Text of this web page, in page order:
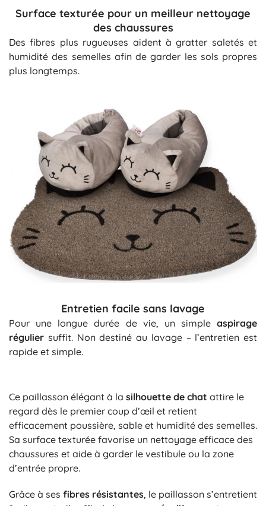
Surface texturée pour un meilleur nettoyage
des chaussures
Des fibres plus rugueuses aident à gratter saletés et
humidité des semelles afin de garder les sols propres
plus longtemps.
Entretien facile sans lavage
Pour une longue durée de vie, un simple aspirage
régulier suffit. Non destiné au lavage – l’entretien est
rapide et simple.
Ce paillasson élégant à la silhouette de chat attire le
regard dès le premier coup d’œil et retient
efficacement poussière, sable et humidité des semelles.
Sa surface texturée favorise un nettoyage efficace des
chaussures et aide à garder le vestibule ou la zone
d’entrée propre.
Grâce à ses fibres résistantes, le paillasson s’entretient